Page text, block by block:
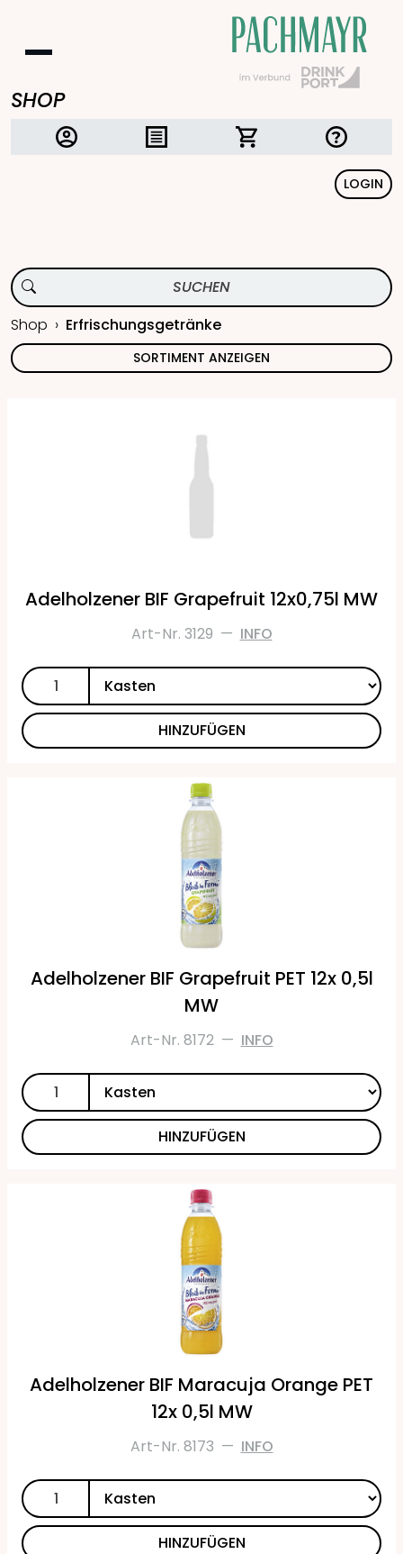
SHOP
LOGIN
Shop Erfrischungsgetränke
SORTIMENT ANZEIGEN
Adelholzener BIF Grapefruit 12x0,75l MW
Art-Nr. 3129 — INFO
HINZUFÜGEN
Adelholzener BIF Grapefruit PET 12x 0,5l
MW
Art-Nr. 8172 — INFO
HINZUFÜGEN
Adelholzener BIF Maracuja Orange PET
12x 0,5l MW
Art-Nr. 8173 — INFO
HINZUFÜGEN